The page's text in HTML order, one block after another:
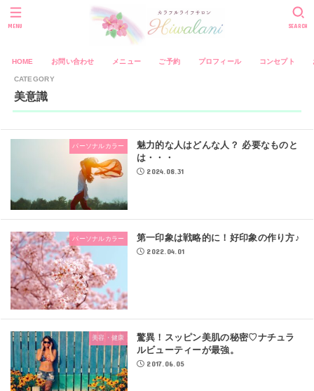
HOME お問い合わせ メニュー ご予約 プロフィール コンセプト
SEARCH
MENU
美意識
パーソナルカラー
魅力的な人はどんな人？ 必要なものと
は・・・
2024.08.31
パーソナルカラー 第一印象は戦略的に！好印象の作り方♪
2022.04.01
美容・健康
驚異！スッピン美肌の秘密♡ナチュラ
ルビューティーが最強。
2017.06.05